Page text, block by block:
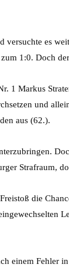
es
1:0. Doch
1 Markus
und
aus (62.).
Strafraum,
die
einem Fehler